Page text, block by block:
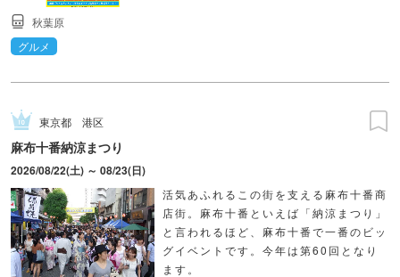
秋葉原
グルメ
東京都 港区
麻布十番納涼まつり
2026/08/22(土) ～ 08/23(日)
活気あふれるこの街を支える麻布十番商
店街。麻布十番といえば「納涼まつり」
と言われるほど、麻布十番で一番のビッ
グイベントです。今年は第60回となり
ます。